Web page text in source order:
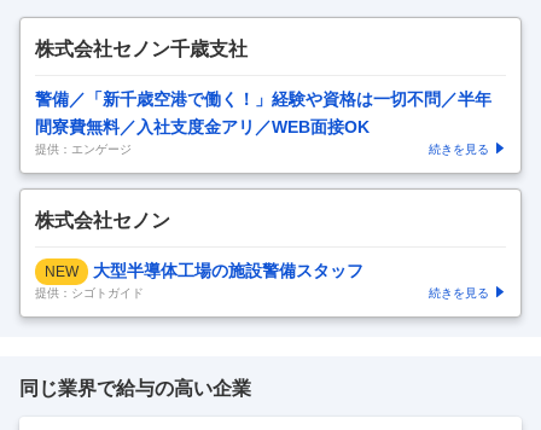
株式会社セノン千歳支社
警備／「新千歳空港で働く！」経験や資格は一切不問／半年
間寮費無料／入社支度金アリ／WEB面接OK
提供：エンゲージ 続きを見る
株式会社セノン
NEW 大型半導体工場の施設警備スタッフ
提供：シゴトガイド 続きを見る
同じ業界で給与の高い企業